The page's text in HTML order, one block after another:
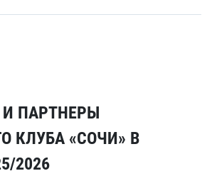
ПАРТНЕРЫ
КЛУБА «СОЧИ» В
2026